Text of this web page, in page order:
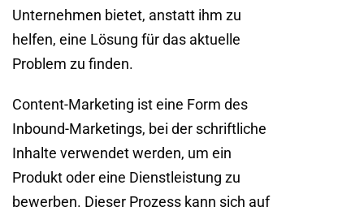
Unternehmen bietet, anstatt ihm zu
helfen, eine Lösung für das aktuelle
Problem zu finden.
Content-Marketing ist eine Form des
Inbound-Marketings, bei der schriftliche
Inhalte verwendet werden, um ein
Produkt oder eine Dienstleistung zu
bewerben. Dieser Prozess kann sich auf